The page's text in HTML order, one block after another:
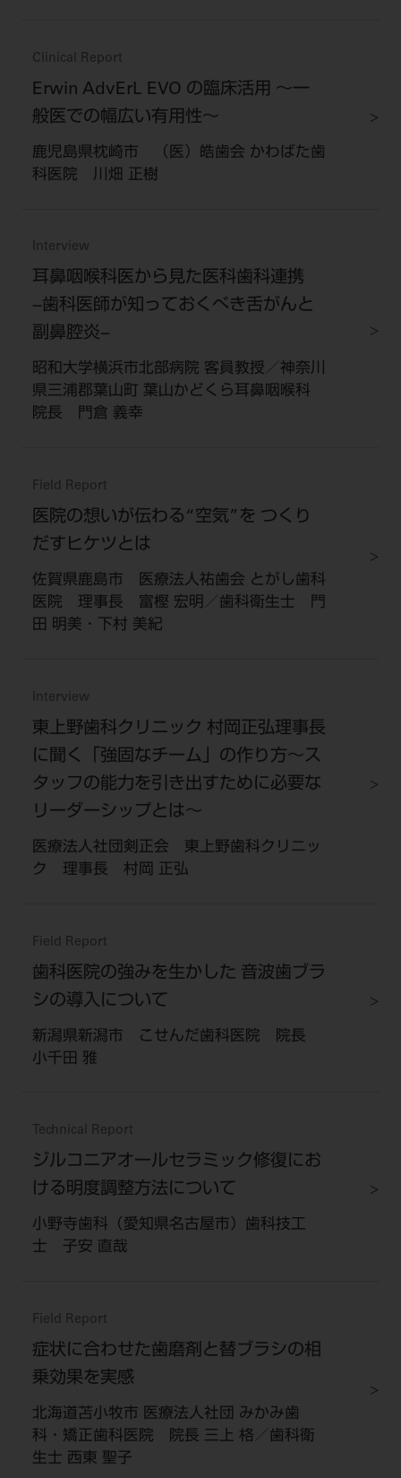
Clinical Report
Erwin AdvErL EVO の臨床活用 ～一
般医での幅広い有用性～
鹿児島県枕崎市 （医）皓歯会 かわばた歯
科医院 川畑 正樹
Interview
耳鼻咽喉科医から見た医科歯科連携
−歯科医師が知っておくべき舌がんと
副鼻腔炎−
昭和大学横浜市北部病院 客員教授／神奈川
県三浦郡葉山町 葉山かどくら耳鼻咽喉科
院長 門倉 義幸
Field Report
医院の想いが伝わる“空気”を つくり
だすヒケツとは
佐賀県鹿島市 医療法人祐歯会 とがし歯科
医院 理事長 富樫 宏明／歯科衛生士 門
田 明美・下村 美紀
Interview
東上野歯科クリニック 村岡正弘理事長
に聞く「強固なチーム」の作り方～ス
タッフの能力を引き出すために必要な
リーダーシップとは～
医療法人社団剣正会 東上野歯科クリニッ
ク 理事長 村岡 正弘
Field Report
歯科医院の強みを生かした 音波歯ブラ
シの導入について
新潟県新潟市 こせんだ歯科医院 院長
小千田 雅
Technical Report
ジルコニアオールセラミック修復にお
ける明度調整方法について
小野寺歯科（愛知県名古屋市）歯科技工
士 子安 直哉
Field Report
症状に合わせた歯磨剤と替ブラシの相
乗効果を実感
北海道苫小牧市 医療法人社団 みかみ歯
科・矯正歯科医院 院長 三上 格／歯科衛
生士 西東 聖子